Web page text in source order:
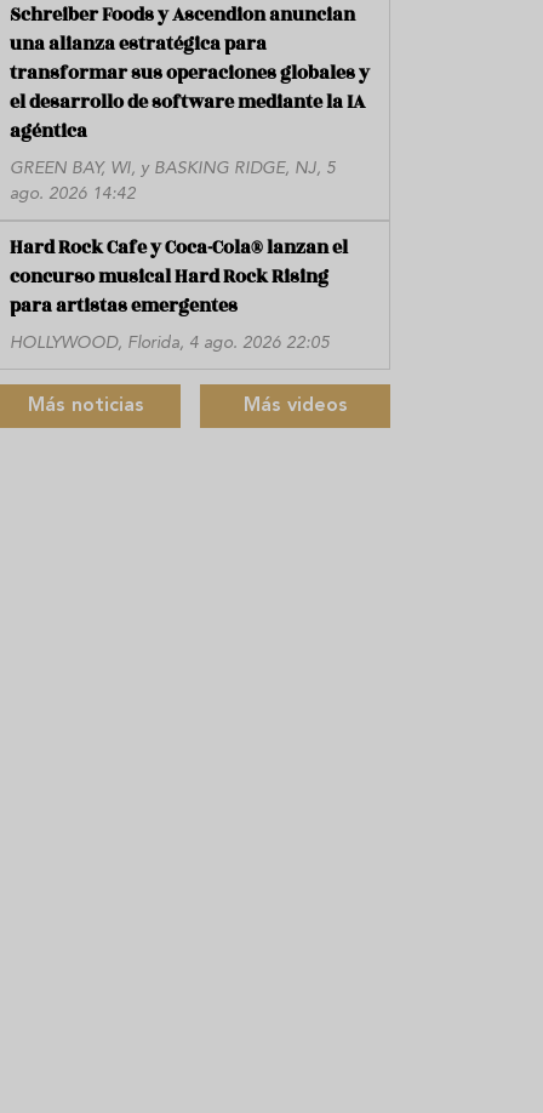
Schreiber Foods y Ascendion anuncian
una alianza estratégica para
transformar sus operaciones globales y
el desarrollo de software mediante la IA
agéntica
GREEN BAY, WI, y BASKING RIDGE, NJ, 5
ago. 2026 14:42
Hard Rock Cafe y Coca-Cola® lanzan el
concurso musical Hard Rock Rising
para artistas emergentes
HOLLYWOOD, Florida, 4 ago. 2026 22:05
Más noticias Más videos